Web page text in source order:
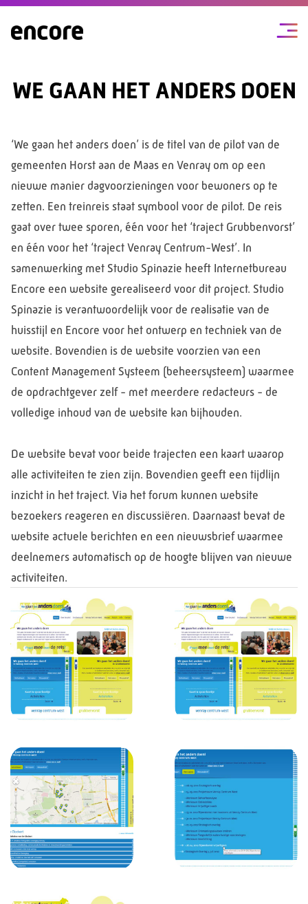
WE GAAN HET ANDERS DOEN
‘We gaan het anders doen’ is de titel van de pilot van de
gemeenten Horst aan de Maas en Venray om op een
nieuwe manier dagvoorzieningen voor bewoners op te
zetten. Een treinreis staat symbool voor de pilot. De reis
gaat over twee sporen, één voor het ‘traject Grubbenvorst’
en één voor het ‘traject Venray Centrum-West’. In
samenwerking met Studio Spinazie heeft Internetbureau
Encore een website gerealiseerd voor dit project. Studio
Spinazie is verantwoordelijk voor de realisatie van de
huisstijl en Encore voor het ontwerp en techniek van de
website. Bovendien is de website voorzien van een
Content Management Systeem (beheersysteem) waarmee
de opdrachtgever zelf - met meerdere redacteurs - de
volledige inhoud van de website kan bijhouden.
De website bevat voor beide trajecten een kaart waarop
alle activiteiten te zien zijn. Bovendien geeft een tijdlijn
inzicht in het traject. Via het forum kunnen website
bezoekers reageren en discussiëren. Daarnaast bevat de
website actuele berichten en een nieuwsbrief waarmee
deelnemers automatisch op de hoogte blijven van nieuwe
activiteiten.